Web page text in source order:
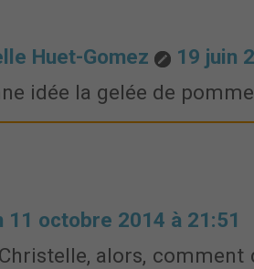
Huet-Gomez
19 juin
idée la gelée de
11 octobre 2014 à 21:51
alors,